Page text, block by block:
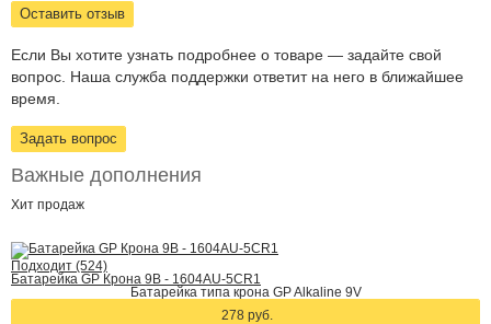
Оставить отзыв
Если Вы хотите узнать подробнее о товаре — задайте свой
вопрос. Наша служба поддержки ответит на него в ближайшее
время.
Задать вопрос
Важные дополнения
Хит продаж
Подходит (524)
Батарейка GP Крона 9В - 1604AU-5CR1
Батарейка типа крона GP Alkaline 9V
278 руб.